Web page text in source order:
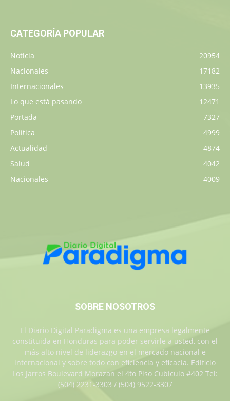
CATEGORÍA POPULAR
Noticia
20954
Nacionales
17182
Internacionales
13935
Lo que está pasando
12471
Portada
7327
Política
4999
Actualidad
4874
Salud
4042
Nacionales
4009
SOBRE NOSOTROS
El Diario Digital Paradigma es una empresa legalmente
constituida en Honduras para poder servirle a usted, con el
más alto nivel de liderazgo en el mercado nacional e
internacional y sobre todo con eficiencia y eficacia. Edificio
Los Jarros Boulevard Morazan el 4to Piso Cubiculo #402 Tel:
(504) 2231-3303 / (504) 9522-3307